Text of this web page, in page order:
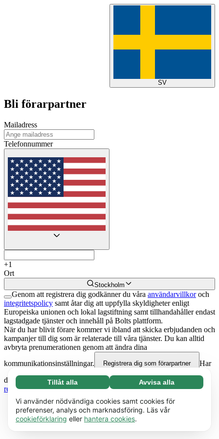
Nödvändiga (65)
Nödvändiga cookies hjälper till att göra vår
webbplats användbar genom att möjliggöra
grundläggande funktioner, t ex sidnavigering.
Läs mer
Preferenser (17)
Tillåt alla Avvisa alla
Vi använder nödvändiga cookies samt cookies för
preferenser, analys och marknadsföring. Läs vår
cookieförklaring eller hantera cookies.
SV
Bli förarpartner
Mailadress
Telefonnummer
+1
Ort
Stockholm
Genom att registrera dig godkänner du våra användarvillkoroch
integritetspolicy samt åtar dig att uppfylla skyldigheter enligt
Europeiska unionen och lokal lagstiftning samt tillhandahåller endast
lagstadgade tjänster och innehåll på Bolts plattform.
När du har blivit förare kommer vi ibland att skicka erbjudanden och
kampanjer till dig som är relaterade till våra tjänster. Du kan alltid
avbryta prenumerationen genom att ändra dina
kommunikationsinställningar.
Registrera dig som förarpartner Har
du redan ett konto? Logga in ↗
Om du har flera fordon och förare,
registrera dig som åkeriägare.